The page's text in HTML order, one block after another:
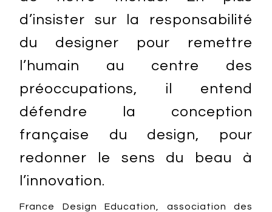
d’insister sur la responsabilité
du designer pour remettre
l’humain au centre des
préoccupations, il entend
défendre la conception
française du design, pour
redonner le sens du beau à
l’innovation.
France Design Education, association des